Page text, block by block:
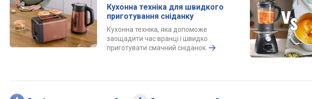
Кухонна техніка для швидкого
приготування сніданку
Кухонна техніка, яка допоможе
заощадити час вранці і швидко
приготувати смачний сніданок.